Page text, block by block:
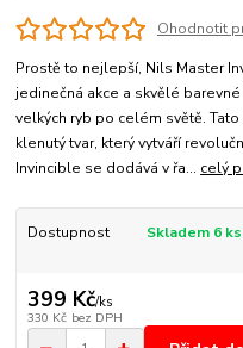
Ohodnotit
Prostě to nejlepší, Nils Master
jedinečná akce a skvělé
velkých ryb po celém světě.
klenutý tvar, který vytváří
Invincible se dodává v řa... celý
Dostupnost Skladem 6 ks
399 Kč/ks
330 Kč bez DPH